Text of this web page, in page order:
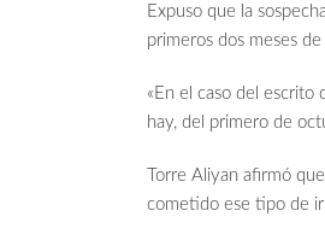
Expuso que la
primeros dos meses
«En el caso del escrito
hay, del primero de
Torre Aliyan afirmó
cometido ese tipo de